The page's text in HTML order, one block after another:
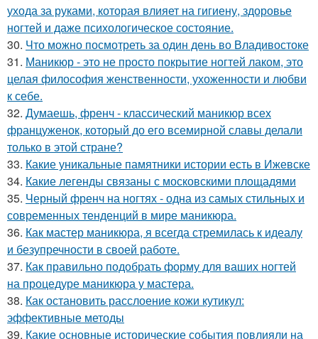
ухода за руками, которая влияет на гигиену, здоровье
ногтей и даже психологическое состояние.
30. Что можно посмотреть за один день во Владивостоке
31. Маникюр - это не просто покрытие ногтей лаком, это
целая философия женственности, ухоженности и любви
к себе.
32. Думаешь, френч - классический маникюр всех
француженок, который до его всемирной славы делали
только в этой стране?
33. Какие уникальные памятники истории есть в Ижевске
34. Какие легенды связаны с московскими площадями
35. Черный френч на ногтях - одна из самых стильных и
современных тенденций в мире маникюра.
36. Как мастер маникюра, я всегда стремилась к идеалу
и безупречности в своей работе.
37. Как правильно подобрать форму для ваших ногтей
на процедуре маникюра у мастера.
38. Как остановить расслоение кожи кутикул:
эффективные методы
39. Какие основные исторические события повлияли на